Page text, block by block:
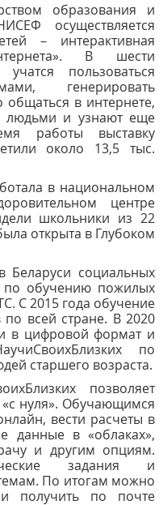
образования и
осуществляется
– интерактивная
В шести
пользоваться
генерировать
в интернете,
людьми и узнают еще
работы выставку
около 13,5 тыс.
в национальном
центре
школьники из 22
открыта в Глубоком
Беларуси социальных
по обучению пожилых
С 2015 года обучение
всей стране. В 2020
в цифровой формат и
по
старшего возраста.
позволяет
нуля». Обучающимся
вести расчеты в
данные в «облаках»,
и другим опциям.
задания и
По итогам можно
получить по почте